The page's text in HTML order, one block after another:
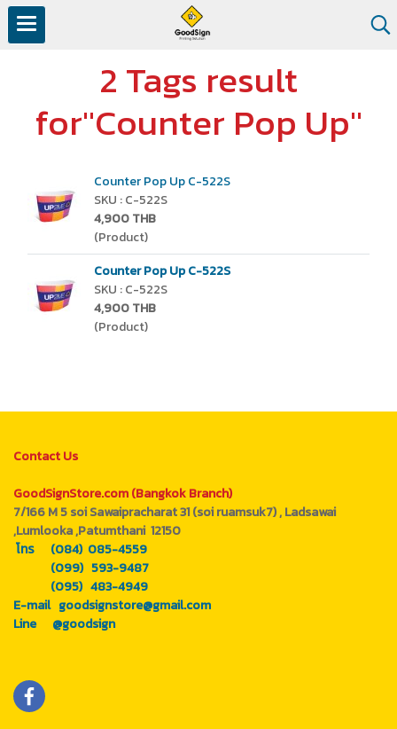
2 Tags result
for"Counter Pop Up"
Counter Pop Up C-522S
SKU : C-522S
4,900 THB
(Product)
Counter Pop Up C-522S
SKU : C-522S
4,900 THB
(Product)
Contact Us
GoodSignStore.com (Bangkok Branch)
7/166 M 5 soi Sawaipracharat 31 (soi ruamsuk7) , Ladsawai
,Lumlooka ,Patumthani 12150
โทร (084) 085-4559
(099) 593-9487
(095) 483-4949
E-mail goodsignstore@gmail.com
Line @goodsign